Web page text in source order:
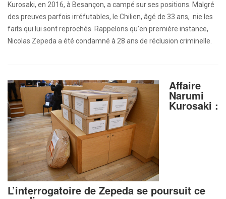
Kurosaki, en 2016, à Besançon, a campé sur ses positions. Malgré
des preuves parfois irréfutables, le Chilien, âgé de 33 ans, nie les
faits qui lui sont reprochés. Rappelons qu’en première instance,
Nicolas Zepeda a été condamné à 28 ans de réclusion criminelle.
Affaire
Narumi
Kurosaki :
L’interrogatoire de Zepeda se poursuit ce